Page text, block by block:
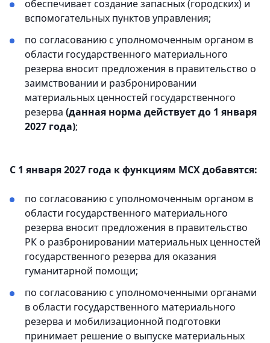
обеспечивает создание запасных (городских) и
вспомогательных пунктов управления;
по согласованию с уполномоченным органом в
области государственного материального
резерва вносит предложения в правительство о
заимствовании и разбронировании
материальных ценностей государственного
резерва (данная норма действует до 1 января
2027 года);
С 1 января 2027 года к функциям МСХ добавятся:
по согласованию с уполномоченным органом в
области государственного материального
резерва вносит предложения в правительство
РК о разбронировании материальных ценностей
государственного резерва для оказания
гуманитарной помощи;
по согласованию с уполномоченными органами
в области государственного материального
резерва и мобилизационной подготовки
принимает решение о выпуске материальных